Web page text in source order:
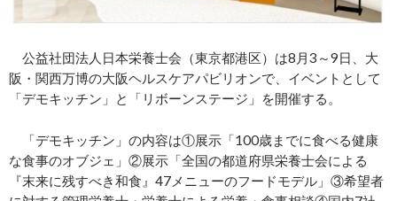
公益社団法人日本栄養士会（東京都港区）は8月3～9日、大
阪・関西万博の大阪ヘルスケアパビリオンで、イベントとして
「デモキッチン」と「リボーンステージ」を開催する。
「デモキッチン」の内容は①展示「100歳までに食べる健康
な食事のオブジェ」②展示「全国の都道府県栄養士会による
『末来に残すべき和食』47メニューのフードモデル」③希望者